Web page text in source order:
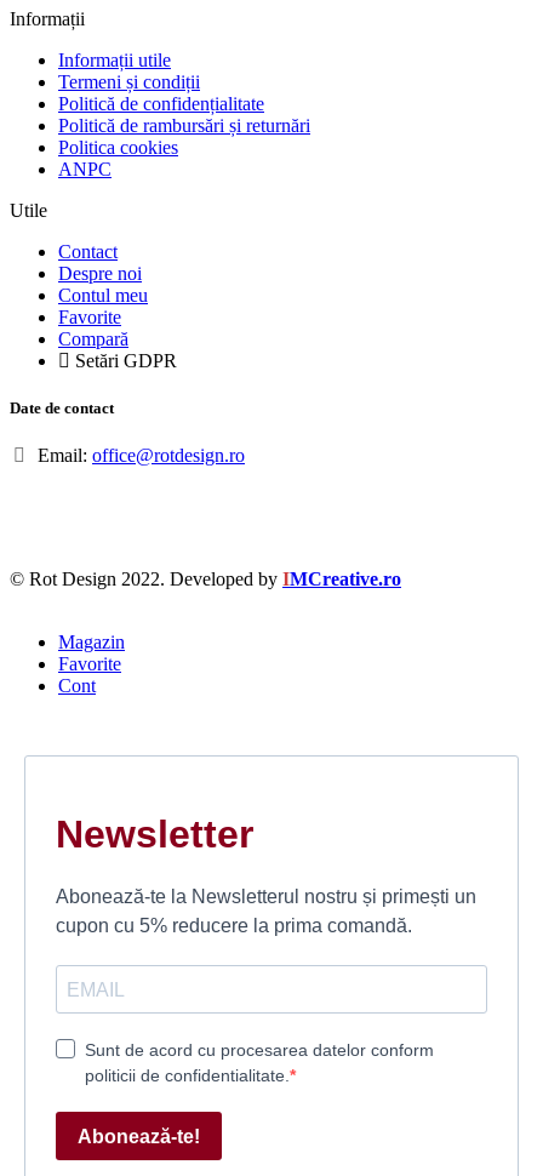
Informații
Informații utile
Termeni și condiții
Politică de confidențialitate
Politică de rambursări și returnări
Politica cookies
ANPC
Utile
Contact
Despre noi
Contul meu
Favorite
Compară
Setări GDPR
Date de contact
Email: office@rotdesign.ro
© Rot Design 2022. Developed by IMCreative.ro
Magazin
Favorite
Cont
Newsletter
Abonează-te la Newsletterul nostru și primești un
cupon cu 5% reducere la prima comandă.
Sunt de acord cu procesarea datelor conform
politicii de confidentialitate.
Abonează-te!